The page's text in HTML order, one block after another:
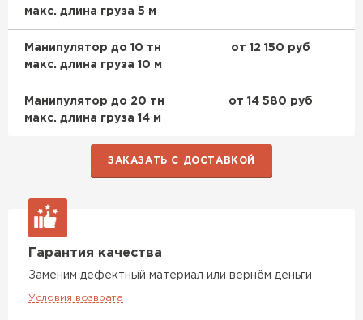
макс. длина груза 5 м
Манипулятор до 10 тн
макс. длина груза 10 м
от 12 150 руб
Манипулятор до 20 тн
макс. длина груза 14 м
от 14 580 руб
ЗАКАЗАТЬ С ДОСТАВКОЙ
Гарантия качества
Заменим дефектный материал или вернём деньги
Условия возврата
Сэндвич-панели